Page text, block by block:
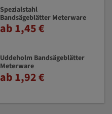
Spezialstahl
Bandsägeblätter Meterware
ab 1,45 €
Uddeholm Bandsägeblätter
Meterware
ab 1,92 €